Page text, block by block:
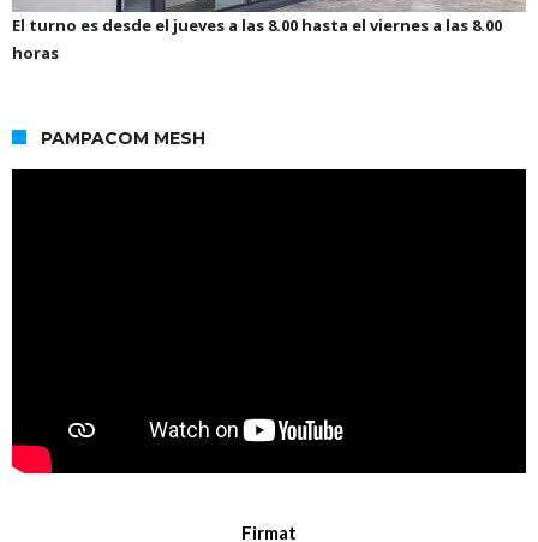
El turno es desde el jueves a las 8.00 hasta el viernes a las 8.00
horas
PAMPACOM MESH
Firmat